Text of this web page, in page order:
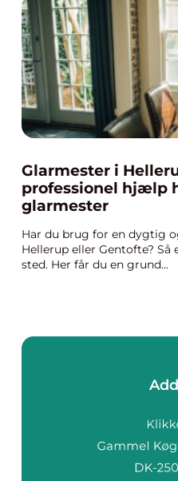
Glarmester i
professionel hjælp
glarmester
Har du brug for en dygtig
Hellerup eller Gentofte?
sted. Her får du en grund...